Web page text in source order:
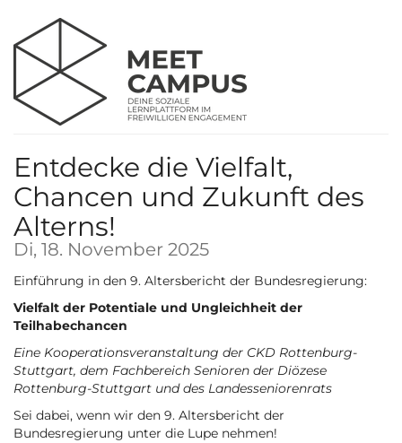
Haupt-
Inhalt
springen
Entdecke die Vielfalt,
Chancen und Zukunft des
Alterns!
Di, 18. November 2025
Einführung in den 9. Altersbericht der Bundesregierung:
Vielfalt der Potentiale und Ungleichheit der
Teilhabechancen
Eine Kooperationsveranstaltung der CKD Rottenburg-
Stuttgart, dem Fachbereich Senioren der Diözese
Rottenburg-Stuttgart und des Landesseniorenrats
Sei dabei, wenn wir den 9. Altersbericht der
Bundesregierung unter die Lupe nehmen!